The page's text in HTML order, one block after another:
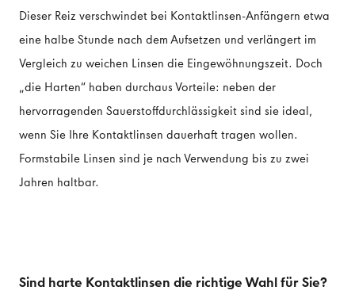
Dieser Reiz verschwindet bei Kontaktlinsen-Anfängern etwa
eine halbe Stunde nach dem Aufsetzen und verlängert im
Vergleich zu weichen Linsen die Eingewöhnungszeit. Doch
„die Harten“ haben durchaus Vorteile: neben der
hervorragenden Sauerstoffdurchlässigkeit sind sie ideal,
wenn Sie Ihre Kontaktlinsen dauerhaft tragen wollen.
Formstabile Linsen sind je nach Verwendung bis zu zwei
Jahren haltbar.
Sind harte Kontaktlinsen die richtige Wahl für Sie?